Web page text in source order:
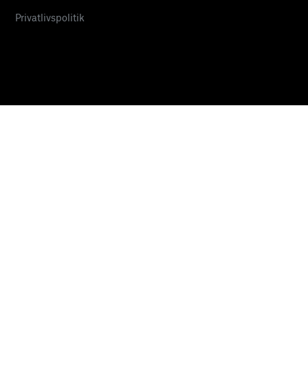
Privatlivspolitik